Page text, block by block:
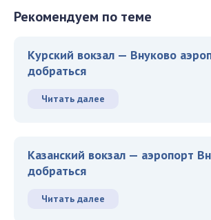
Рекомендуем по теме
Курский вокзал — Внуково
добраться
Читать далее
Казанский вокзал — аэропорт
добраться
Читать далее